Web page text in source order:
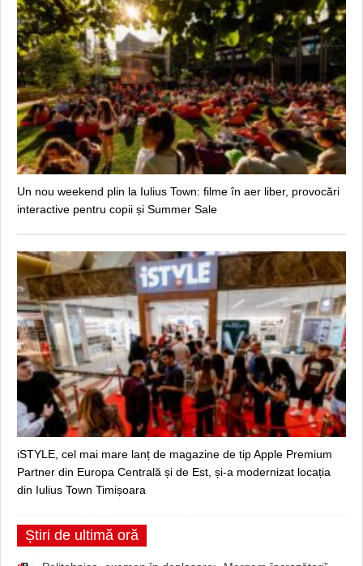
Un nou weekend plin la Iulius Town: filme în aer liber, provocări
interactive pentru copii și Summer Sale
iSTYLE, cel mai mare lanț de magazine de tip Apple Premium
Partner din Europa Centrală și de Est, și-a modernizat locația
din Iulius Town Timișoara
Știri de ultimă oră